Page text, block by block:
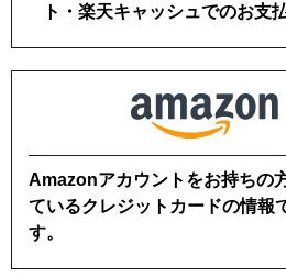
ト・楽天キャッシュでのお支
Amazonアカウントをお持ちの
ているクレジットカードの情報
す。